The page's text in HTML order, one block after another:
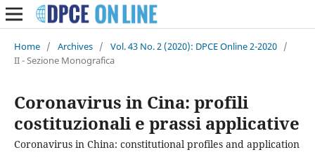
Home / Archives / Vol. 43 No. 2 (2020): DPCE Online 2-2020 /
II - Sezione Monografica
Coronavirus in Cina: profili
costituzionali e prassi applicative
Coronavirus in China: constitutional profiles and application